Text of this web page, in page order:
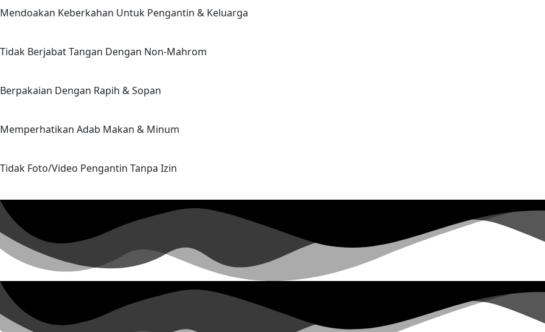
Mendoakan Keberkahan Untuk Pengantin & Keluarga
Tidak Berjabat Tangan Dengan Non-Mahrom
Berpakaian Dengan Rapih & Sopan
Memperhatikan Adab Makan & Minum
Tidak Foto/Video Pengantin Tanpa Izin